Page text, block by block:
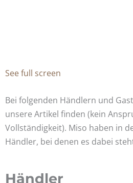
See full screen
Bei folgenden Händlern und
unsere Artikel finden (kein
Vollständigkeit). Miso haben in
Händler, bei denen es dabei
Händler